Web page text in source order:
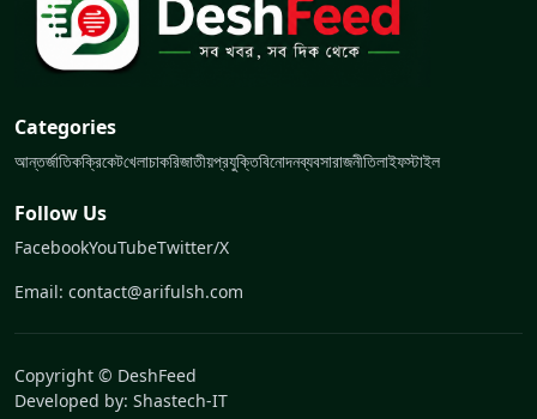
Categories
আন্তর্জাতিকক্রিকেটখেলাচাকরিজাতীয়প্রযুক্তিবিনোদনব্যবসারাজনীতিলাইফস্টাইল
Follow Us
FacebookYouTubeTwitter/X
Email: contact@arifulsh.com
Copyright © DeshFeed
Developed by: Shastech-IT